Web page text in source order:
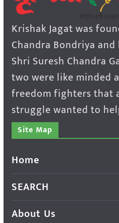
Krishak Jagat was
Chandra Bondriya
Shri Suresh Chandra
two were like minded
freedom fighters that
struggle wanted to
Site Map
Home
SEARCH
About Us